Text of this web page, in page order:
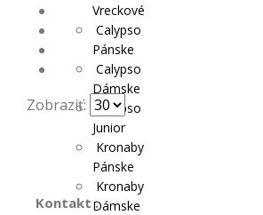
Vreckové
Calypso
Pánske
Calypso
Dámske
Calypso
Junior
Kronaby
Pánske
Kronaby
Dámske
Zobraziť:
Kontakt :